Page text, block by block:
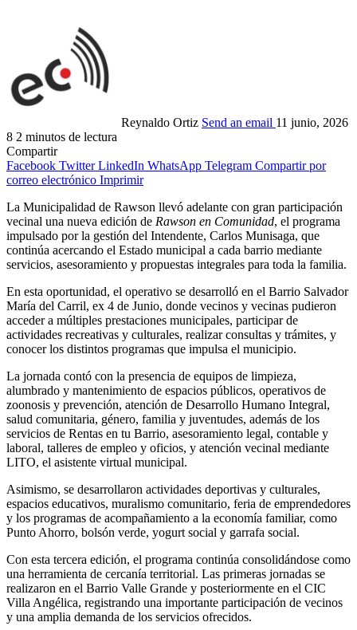
Reynaldo Ortiz Send an email 11 junio, 2026
8 2 minutos de lectura
Compartir
Facebook Twitter LinkedIn WhatsApp Telegram Compartir por
correo electrónico Imprimir
La Municipalidad de Rawson llevó adelante con gran participación
vecinal una nueva edición de Rawson en Comunidad, el programa
impulsado por la gestión del Intendente, Carlos Munisaga, que
continúa acercando el Estado municipal a cada barrio mediante
servicios, asesoramiento y propuestas integrales para toda la familia.
En esta oportunidad, el operativo se desarrolló en el Barrio Salvador
María del Carril, ex 4 de Junio, donde vecinos y vecinas pudieron
acceder a múltiples prestaciones municipales, participar de
actividades recreativas y culturales, realizar consultas y trámites, y
conocer los distintos programas que impulsa el municipio.
La jornada contó con la presencia de equipos de limpieza,
alumbrado y mantenimiento de espacios públicos, operativos de
zoonosis y prevención, atención de Desarrollo Humano Integral,
salud comunitaria, género, familia y juventudes, además de los
servicios de Rentas en tu Barrio, asesoramiento legal, contable y
laboral, talleres de empleo y oficios, y atención vecinal mediante
LITO, el asistente virtual municipal.
Asimismo, se desarrollaron actividades deportivas y culturales,
espacios educativos, muralismo comunitario, feria de emprendedores
y los programas de acompañamiento a la economía familiar, como
Punto Ahorro, bolsón verde, yogurt social y garrafa social.
Con esta tercera edición, el programa continúa consolidándose como
una herramienta de cercanía territorial. Las primeras jornadas se
realizaron en el Barrio Valle Grande y posteriormente en el CIC
Villa Angélica, registrando una importante participación de vecinos
y una amplia demanda de los servicios ofrecidos.